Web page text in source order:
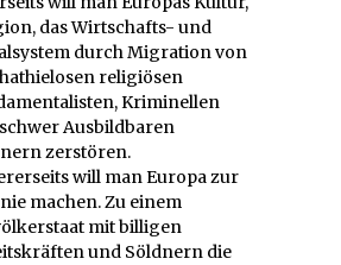
das Wirtschafts- und
durch Migration von
religiösen
Kriminellen
Ausbildbaren
zerstören.
will man Europa zur
machen. Zu einem
mit billigen
und Söldnern die